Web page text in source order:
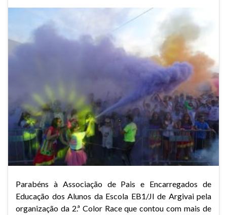
Parabéns à Associação de Pais e Encarregados de
Educação dos Alunos da Escola EB1/JI de Argivai pela
organização da 2.ª Color Race que contou com mais de